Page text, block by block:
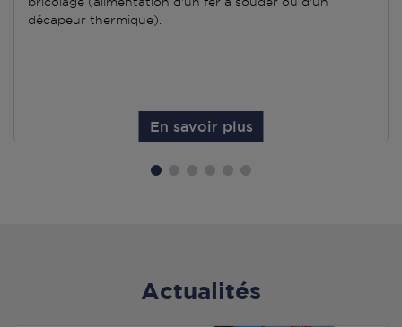
décapeur thermique).
En savoir plus
Actualités